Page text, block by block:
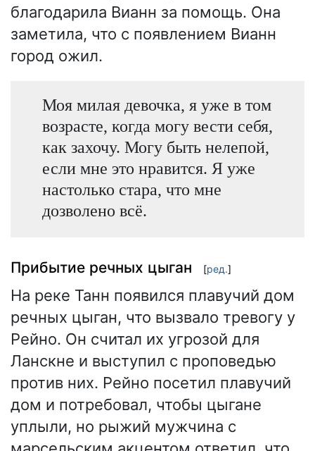
благодарила Вианн за помощь. Она
заметила, что с появлением Вианн
город ожил.
Моя милая девочка, я уже в том
возрасте, когда могу вести себя,
как захочу. Могу быть нелепой,
если мне это нравится. Я уже
настолько стара, что мне
дозволено всё.
Прибытие речных цыган [ред.]
На реке Танн появился плавучий дом
речных цыган, что вызвало тревогу у
Рейно. Он считал их угрозой для
Ланскне и выступил с проповедью
против них. Рейно посетил плавучий
дом и потребовал, чтобы цыгане
уплыли, но рыжий мужчина с